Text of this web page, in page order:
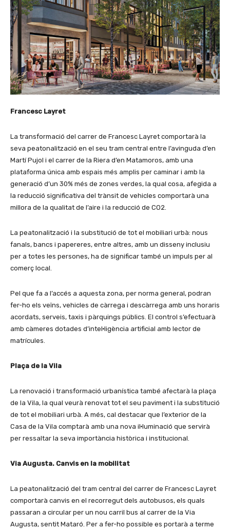
Francesc Layret
La transformació del carrer de Francesc Layret comportarà la
seva peatonalització en el seu tram central entre l’avinguda d’en
Martí Pujol i el carrer de la Riera d’en Matamoros, amb una
plataforma única amb espais més amplis per caminar i amb la
generació d’un 30% més de zones verdes, la qual cosa, afegida a
la reducció significativa del trànsit de vehicles comportarà una
millora de la qualitat de l’aire i la reducció de CO2.
La peatonalització i la substitució de tot el mobiliari urbà: nous
fanals, bancs i papereres, entre altres, amb un disseny inclusiu
per a totes les persones, ha de significar també un impuls per al
comerç local.
Pel que fa a l’accés a aquesta zona, per norma general, podran
fer-ho els veïns, vehicles de càrrega i descàrrega amb uns horaris
acordats, serveis, taxis i pàrquings públics. El control s’efectuarà
amb càmeres dotades d’intel·ligència artificial amb lector de
matrícules.
Plaça de la Vila
La renovació i transformació urbanística també afectarà la plaça
de la Vila, la qual veurà renovat tot el seu paviment i la substitució
de tot el mobiliari urbà. A més, cal destacar que l’exterior de la
Casa de la Vila comptarà amb una nova il·luminació que servirà
per ressaltar la seva importància històrica i institucional.
Via Augusta. Canvis en la mobilitat
La peatonalització del tram central del carrer de Francesc Layret
comportarà canvis en el recorregut dels autobusos, els quals
passaran a circular per un nou carril bus al carrer de la Via
Augusta, sentit Mataró. Per a fer-ho possible es portarà a terme